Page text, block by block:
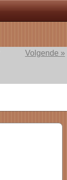
Volgende »